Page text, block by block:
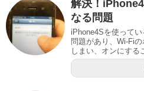
解決！
なる問題
iPhone4Sを使って
問題があり、Wi-Fi
しまい、オンにする